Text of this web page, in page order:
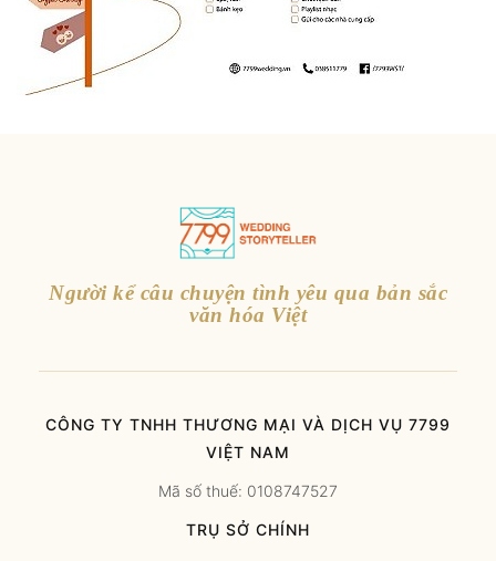
Người kể câu chuyện tình yêu qua bản sắc
văn hóa Việt
CÔNG TY TNHH THƯƠNG MẠI VÀ DỊCH VỤ 7799
VIỆT NAM
Mã số thuế: 0108747527
TRỤ SỞ CHÍNH